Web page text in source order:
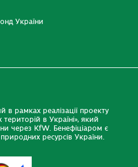
України
рамках реалізації проекту
в Україні», який
через KfW. Бенефіціаром є
природних ресурсів України.